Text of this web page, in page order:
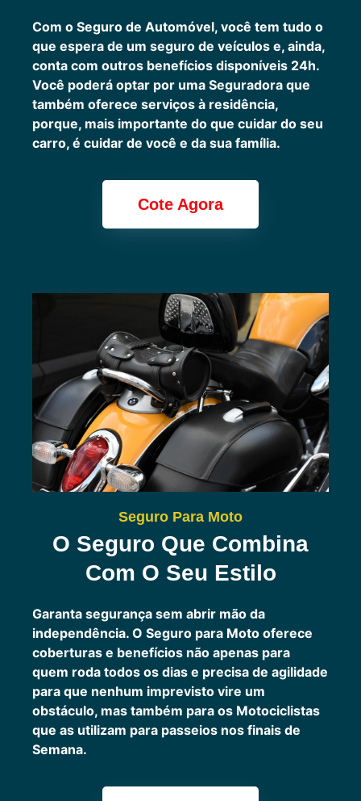
Com o Seguro de Automóvel, você tem tudo o
que espera de um seguro de veículos e, ainda,
conta com outros benefícios disponíveis 24h.
Você poderá optar por uma Seguradora que
também oferece serviços à residência,
porque, mais importante do que cuidar do seu
carro, é cuidar de você e da sua família.
Cote Agora
Seguro Para Moto
O Seguro Que Combina
Com O Seu Estilo
Garanta segurança sem abrir mão da
independência. O Seguro para Moto oferece
coberturas e benefícios não apenas para
quem roda todos os dias e precisa de agilidade
para que nenhum imprevisto vire um
obstáculo, mas também para os Motociclistas
que as utilizam para passeios nos finais de
Semana.